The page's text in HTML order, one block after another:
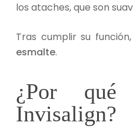
los ataches, que son
Tras cumplir su función,
esmalte.
¿Por
Invisalign?